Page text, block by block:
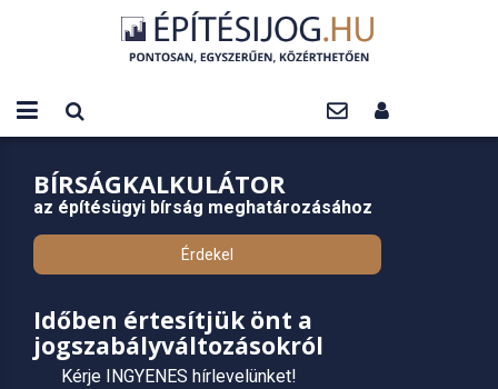
BÍRSÁGKALKULÁTOR
az építésügyi bírság meghatározásához
Érdekel
Időben értesítjük önt a
jogszabályváltozásokról
Kérje INGYENES hírlevelünket!